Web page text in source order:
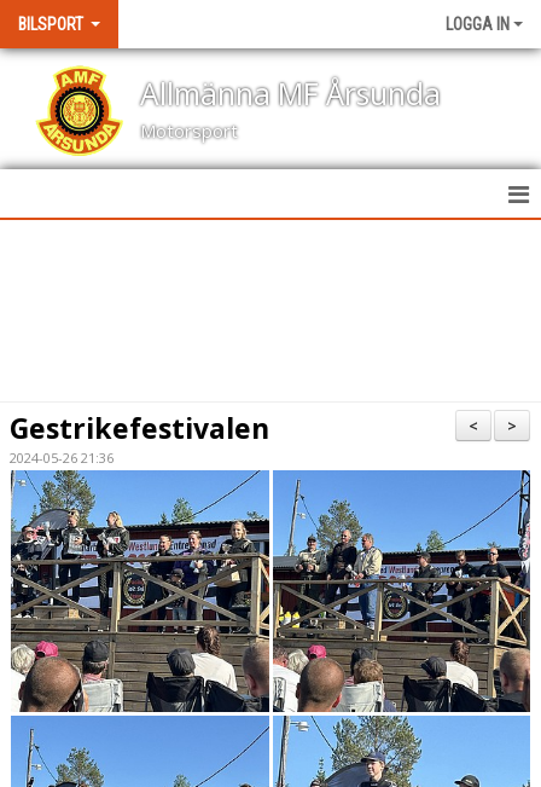
BILSPORT LOGGA IN
Allmänna MF Årsunda
Motorsport
KONTAKT
RESULTAT TÄVLINGAR
DOKUMENT
>
<
Gestrikefestivalen
2024-05-26 21:36